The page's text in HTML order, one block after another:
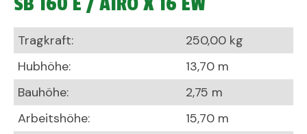
Tragkraft:
250,00 kg
Hubhöhe:
13,70 m
Bauhöhe:
2,75 m
Arbeitshöhe:
15,70 m